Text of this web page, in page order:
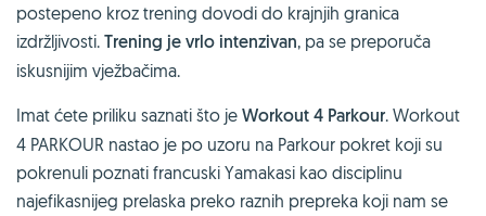
postepeno kroz trening dovodi do krajnjih granica
izdržljivosti. Trening je vrlo intenzivan, pa se preporuča
iskusnijim vježbačima.
Imat ćete priliku saznati što je Workout 4 Parkour. Workout
4 PARKOUR nastao je po uzoru na Parkour pokret koji su
pokrenuli poznati francuski Yamakasi kao disciplinu
najefikasnijeg prelaska preko raznih prepreka koji nam se